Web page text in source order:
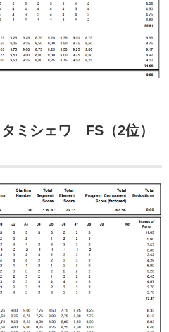
ミシェワ FS（2位）